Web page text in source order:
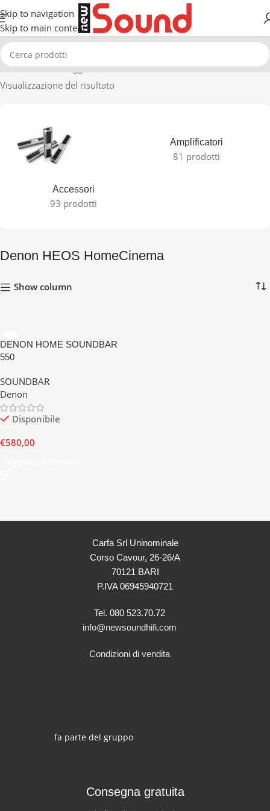
Skip to navigation
Skip to main content
Home Prodotti taggati “Denon HEOS HomeCinema”
Visualizzazione del risultato
Accessori
93 prodotti
Amplificatori
81 prodotti
Denon HEOS HomeCinema
Show column
DENON HOME SOUNDBAR
550
SOUNDBAR
Denon
Disponibile
€580,00
Carfa Srl Uninominale
Corso Cavour, 26-26/A
70121 BARI
P.IVA 06945940721
Tel. 080 523.70.72
info@newsoundhifi.com
Condizioni di vendita
fa parte del gruppo
Consegna gratuita